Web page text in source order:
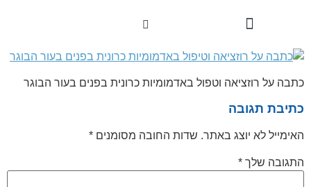
כתבה על רוזציאה וטפול באדמומיות כרונית בפנים בעור הבוגר
כתיבת תגובה
האימייל לא יוצג באתר. שדות החובה מסומנים *
התגובה שלך *